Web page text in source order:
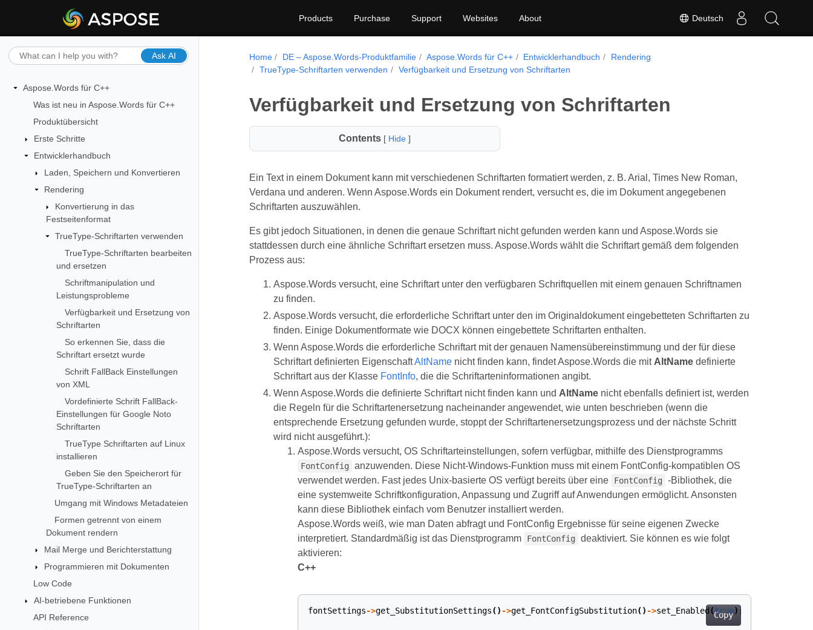
Deutsch
Products Purchase Support Websites About
Ask AI
Aspose.Words für C++
Was ist neu in Aspose.Words für C++
Produktübersicht
Erste Schritte
Entwicklerhandbuch
Laden, Speichern und Konvertieren
Rendering
Konvertierung in das
Festseitenformat
TrueType-Schriftarten verwenden
TrueType-Schriftarten bearbeiten
und ersetzen
Schriftmanipulation und
Leistungsprobleme
Verfügbarkeit und Ersetzung von
Schriftarten
So erkennen Sie, dass die
Schriftart ersetzt wurde
Schrift FallBack Einstellungen
von XML
Vordefinierte Schrift FallBack-
Einstellungen für Google Noto
Schriftarten
TrueType Schriftarten auf Linux
installieren
Geben Sie den Speicherort für
TrueType-Schriftarten an
Umgang mit Windows Metadateien
Formen getrennt von einem
Dokument rendern
Mail Merge und Berichterstattung
Programmieren mit Dokumenten
Low Code
AI-betriebene Funktionen
API Reference
Home DE – Aspose.Words-Produktfamilie Aspose.Words für C++ Entwicklerhandbuch
Rendering
TrueType-Schriftarten verwenden
Verfügbarkeit und Ersetzung von Schriftarten
Verfügbarkeit und Ersetzung von Schriftarten
Contents[ Hide ]
Ein Text in einem Dokument kann mit verschiedenen Schriftarten formatiert werden, z. B. Arial, Times New Roman,
Verdana und anderen. Wenn Aspose.Words ein Dokument rendert, versucht es, die im Dokument angegebenen
Schriftarten auszuwählen.
Es gibt jedoch Situationen, in denen die genaue Schriftart nicht gefunden werden kann und Aspose.Words sie
stattdessen durch eine ähnliche Schriftart ersetzen muss. Aspose.Words wählt die Schriftart gemäß dem folgenden
Prozess aus:
Aspose.Words versucht, eine Schriftart unter den verfügbaren Schriftquellen mit einem genauen Schriftnamen
zu finden.
Aspose.Words versucht, die erforderliche Schriftart unter den im Originaldokument eingebetteten Schriftarten zu
finden. Einige Dokumentformate wie DOCX können eingebettete Schriftarten enthalten.
Wenn Aspose.Words die erforderliche Schriftart mit der genauen Namensübereinstimmung und der für diese
Schriftart definierten EigenschaftAltNamenicht finden kann, findet Aspose.Words die mit AltNamedefinierte
Schriftart aus der Klasse FontInfo, die die Schriftarteninformationen angibt.
Wenn Aspose.Words die definierte Schriftart nicht finden kann und AltNamenicht ebenfalls definiert ist, werden
die Regeln für die Schriftartenersetzung nacheinander angewendet, wie unten beschrieben (wenn die
entsprechende Ersetzung gefunden wurde, stoppt der Schriftartenersetzungsprozess und der nächste Schritt
wird nicht ausgeführt.):
Aspose.Words versucht, OS Schriftarteinstellungen, sofern verfügbar, mithilfe des Dienstprogramms
FontConfig
anzuwenden. Diese Nicht-Windows-Funktion muss mit einem FontConfig-kompatiblen OS
verwendet werden. Fast jedes Unix-basierte OS verfügt bereits über eine
FontConfig
-Bibliothek, die
eine systemweite Schriftkonfiguration, Anpassung und Zugriff auf Anwendungen ermöglicht. Ansonsten
kann diese Bibliothek einfach vom Benutzer installiert werden.
Aspose.Words weiß, wie man Daten abfragt und FontConfig Ergebnisse für seine eigenen Zwecke
interpretiert. Standardmäßig ist das Dienstprogramm
FontConfig
deaktiviert. Sie können es wie folgt
aktivieren:
C++
Copy
fontSettings->get_SubstitutionSettings() ->get_FontConfigSubstitution() ->set_Enabled (true);